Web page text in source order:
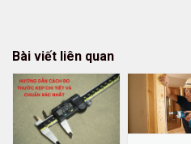
Bài viết liên quan